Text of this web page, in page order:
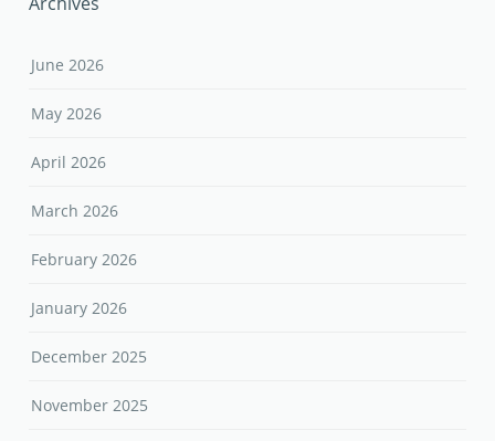
June 2026
May 2026
April 2026
March 2026
February 2026
January 2026
December 2025
November 2025